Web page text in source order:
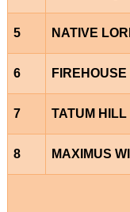
5 NATIVE
6 FIREHOUSE
7 TATUM HILL
8 MAXIMUS